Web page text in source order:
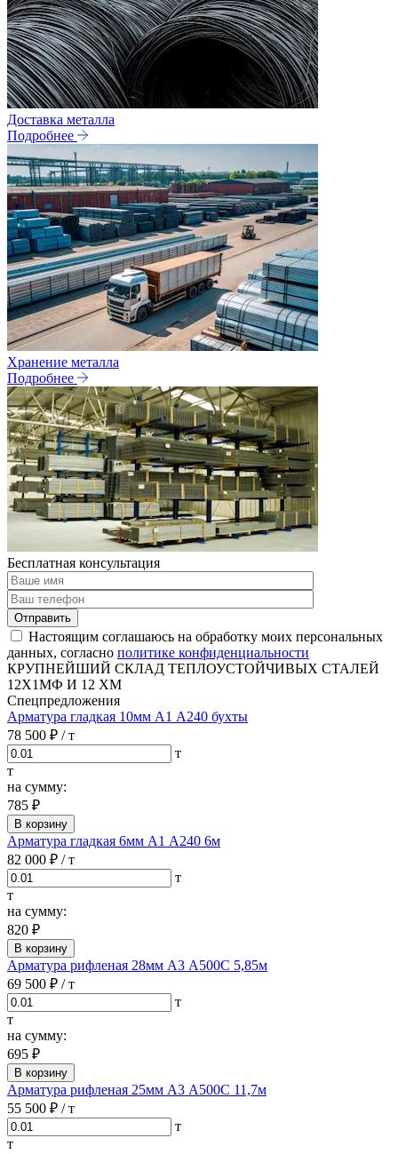
Доставка металла
Подробнее
Хранение металла
Подробнее
Бесплатная консультация
Отправить
Настоящим соглашаюсь на обработку моих персональных
данных, согласно политике конфиденциальности
КРУПНЕЙШИЙ СКЛАД ТЕПЛОУСТОЙЧИВЫХ СТАЛЕЙ
12Х1МФ И 12 ХМ
Спецпредложения
Арматура гладкая 10мм А1 А240 бухты
78 500 ₽ / т
т
т
на сумму:
785 ₽
В корзину
Арматура гладкая 6мм А1 А240 6м
82 000 ₽ / т
т
т
на сумму:
820 ₽
В корзину
Арматура рифленая 28мм А3 А500С 5,85м
69 500 ₽ / т
т
т
на сумму:
695 ₽
В корзину
Арматура рифленая 25мм А3 А500С 11,7м
55 500 ₽ / т
т
т